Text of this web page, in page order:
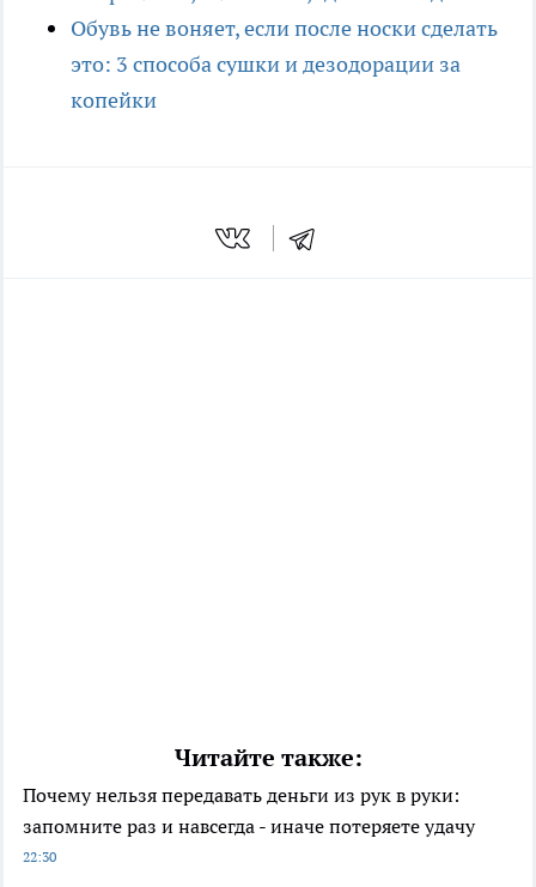
Обувь не воняет, если после носки сделать
это: 3 способа сушки и дезодорации за
копейки
Читайте также:
Почему нельзя передавать деньги из рук в руки:
запомните раз и навсегда - иначе потеряете удачу
22:30